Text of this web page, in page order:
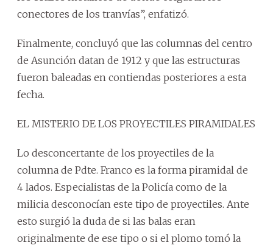
conectores de los tranvías”, enfatizó.
Finalmente, concluyó que las columnas del centro
de Asunción datan de 1912 y que las estructuras
fueron baleadas en contiendas posteriores a esta
fecha.
EL MISTERIO DE LOS PROYECTILES PIRAMIDALES
Lo desconcertante de los proyectiles de la
columna de Pdte. Franco es la forma piramidal de
4 lados. Especialistas de la Policía como de la
milicia desconocían este tipo de proyectiles. Ante
esto surgió la duda de si las balas eran
originalmente de ese tipo o si el plomo tomó la